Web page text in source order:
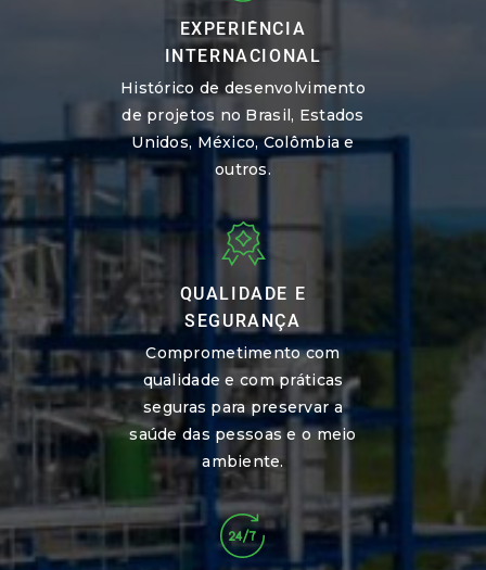
EXPERIÊNCIA
INTERNACIONAL
Histórico de desenvolvimento
de projetos no Brasil, Estados
Unidos, México, Colômbia e
outros.
QUALIDADE E
SEGURANÇA
Comprometimento com
qualidade e com práticas
seguras para preservar a
saúde das pessoas e o meio
ambiente.